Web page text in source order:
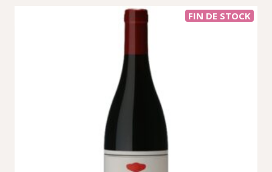
FIN DE STOCK